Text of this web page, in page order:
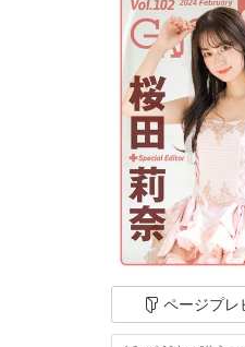
ページプレ